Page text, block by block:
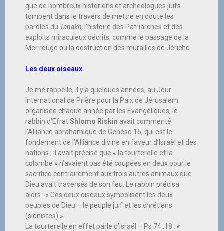
que de nombreux historiens et archéologues juifs
tombent dans le travers de mettre en doute les
paroles du Tanakh, l’histoire des Patriarches et des
exploits miraculeux décrits, comme le passage de la
Mer rouge ou la destruction des murailles de Jéricho.
Les deux oiseaux
Je me rappelle, il y a quelques années, au Jour
International de Prière pour la Paix de Jérusalem
organisée chaque année par les Evangéliques, le
rabbin d’EfratShlomo Riskin avait commenté
l’Alliance abrahamique de Genèse 15, qui est le
fondement de l’Alliance divine en faveur d’Israël et des
nations ; il avait précisé que « la tourterelle et la
colombe » n’avaient pas été coupées en deux pour le
sacrifice contrairement aux trois autres animaux que
Dieu avait traversés de son feu. Le rabbin précisa
alors : « Ces deux oiseaux symbolisent les deux
peuples de Dieu – le peuple juif et les chrétiens
(sionistes) ».
La tourterelle en effet parle d’Israël – Ps 74 :18 : «